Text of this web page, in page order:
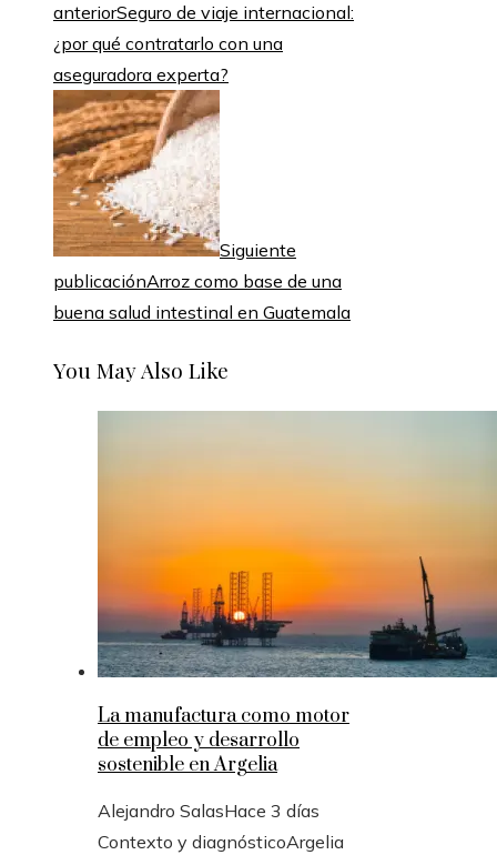
anteriorSeguro de viaje internacional:
¿por qué contratarlo con una
aseguradora experta?
Siguiente
publicaciónArroz como base de una
buena salud intestinal en Guatemala
You May Also Like
La manufactura como motor
de empleo y desarrollo
sostenible en Argelia
Alejandro SalasHace 3 días
Contexto y diagnósticoArgelia